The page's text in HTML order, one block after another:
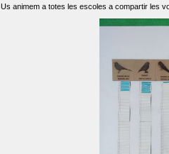
Us animem a totes les escoles a compartir les